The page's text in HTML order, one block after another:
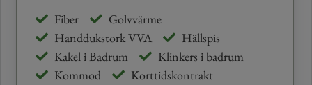
Fiber
Golvvärme
Handdukstork VVA
Hällspis
Kakel i Badrum
Klinkers i badrum
Kommod
Korttidskontrakt